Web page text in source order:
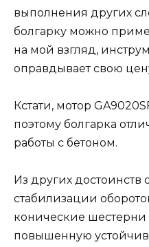
выполнения других
болгарку можно
на мой взгляд,
оправдывает свою
Кстати, мотор
поэтому болгарка
работы с бетоном.
Из других достоинств
стабилизации
конические шестерни
повышенную